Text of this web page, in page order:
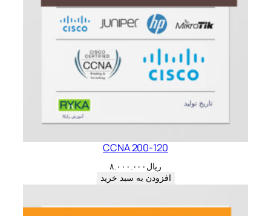
CCNA 200-120
ریال ۸.۰۰۰.۰۰۰
افزودن به سبد خرید